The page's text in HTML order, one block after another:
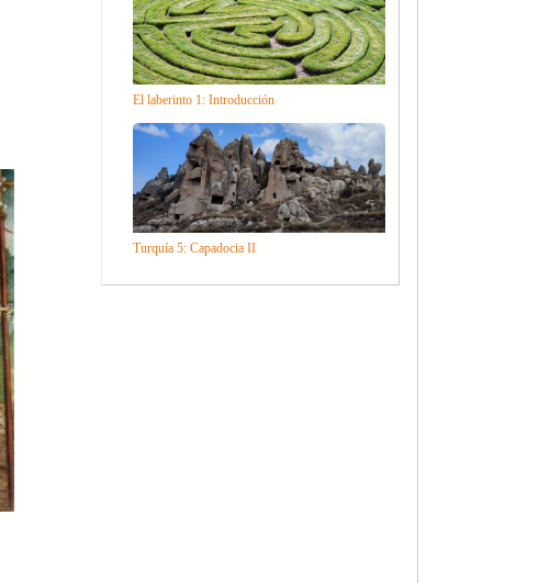
El laberinto 1: Introducción
Turquía 5: Capadocia II